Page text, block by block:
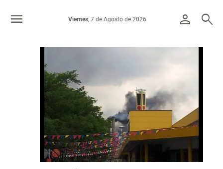
Colombia
person search
Viernes, 7 de Agosto de 2026
menu